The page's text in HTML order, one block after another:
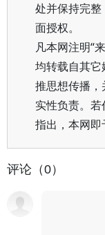
处并保持完
面授权。
凡本网注明“
均转载自其
推思想传播
实性负责。
指出，本网即
评论（0）